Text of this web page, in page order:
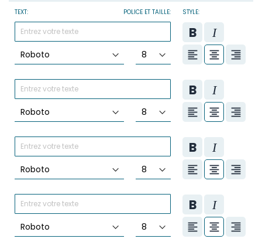
TEXT: POLICE ET TAILLE: STYLE: